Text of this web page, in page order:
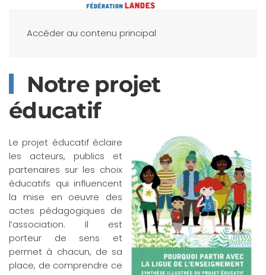
Accéder au contenu principal
Notre projet
éducatif
Le projet éducatif éclaire
les acteurs, publics et
partenaires sur les choix
éducatifs qui influencent
la mise en oeuvre des
actes pédagogiques de
l’association. Il est
porteur de sens et
permet à chacun, de sa
place, de comprendre ce